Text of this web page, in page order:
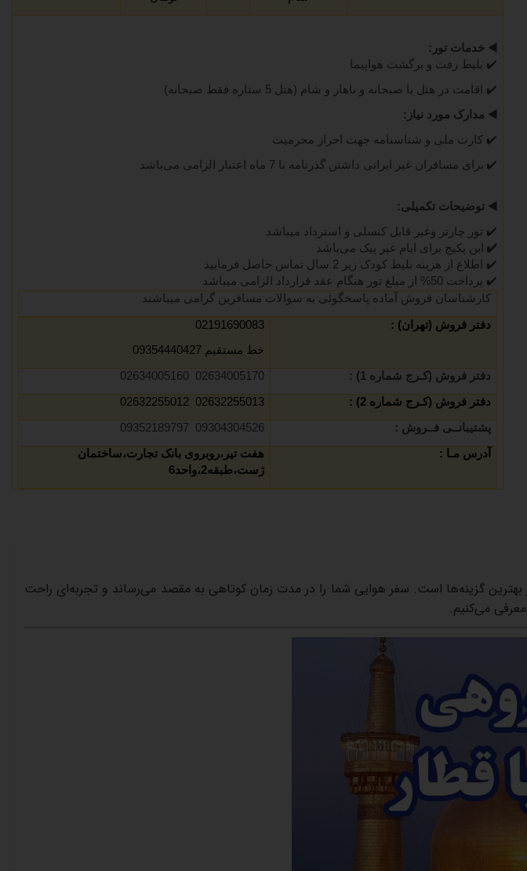
◀️ خدمات تور:
✔️ بلیط رفت و برگشت هواپیما
✔️ اقامت در هتل با صبحانه و ناهار و شام (هتل 5 ستاره فقط صبحانه)
◀️ مدارک مورد نیاز:
✔️ کارت ملی و شناسنامه جهت احراز محرمیت
✔️ برای مسافران غیر ایرانی داشتن گذرنامه با 7 ماه اعتبار الزامی می‌باشد
◀️ توضیحات تکمیلی:
✔️ تور چارتر وغیر قابل کنسلی و استرداد میباشد
✔️ این پکیج برای ایام غیر پیک می‌باشد
✔️ اطلاع از هزینه بلیط کودک زیر 2 سال تماس حاصل فرمایید
✔️ پرداخت 50% از مبلغ تور هنگام عقد قرارداد الزامی میباشد
کارشناسان فروش آماده پاسخگوئی به سوالات مسافرین گرامی میباشند
دفتر فروش (تهران) :
02191690083
خط مستقیم 09354440427
دفتر فروش (کـرج شماره 1) : 02634005170 02634005160
دفتر فروش (کـرج شماره 2) : 02632255013 02632255012
پشتیبانــی فــروش : 09304304526 09352189797
آدرس مـا :
هفت تیر،روبروی بانک تجارت،ساختمان
ژست،طبقه2،واحد6
بهترین گزینه‌ها است. سفر هوایی شما را در مدت زمان کوتاهی به مقصد می‌رساند و تجربه‌ای راحت
معرفی می‌کنیم.